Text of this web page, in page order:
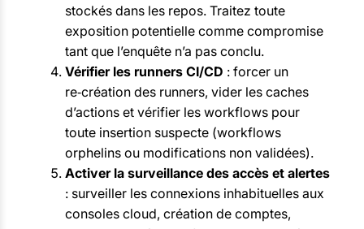
stockés dans les repos. Traitez toute
exposition potentielle comme compromise
tant que l’enquête n’a pas conclu.
Vérifier les runners CI/CD : forcer un
re‑création des runners, vider les caches
d’actions et vérifier les workflows pour
toute insertion suspecte (workflows
orphelins ou modifications non validées).
Activer la surveillance des accès et alertes
: surveiller les connexions inhabituelles aux
consoles cloud, création de comptes,